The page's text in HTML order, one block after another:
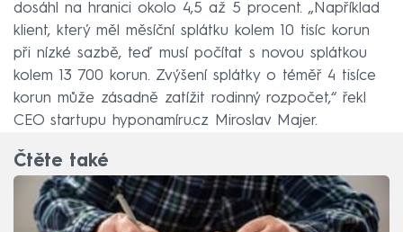
dosáhl na hranici okolo 4,5 až 5 procent. „Například
klient, který měl měsíční splátku kolem 10 tisíc korun
při nízké sazbě, teď musí počítat s novou splátkou
kolem 13 700 korun. Zvýšení splátky o téměř 4 tisíce
korun může zásadně zatížit rodinný rozpočet,“ řekl
CEO startupu hyponamíru.cz Miroslav Majer.
Čtěte také